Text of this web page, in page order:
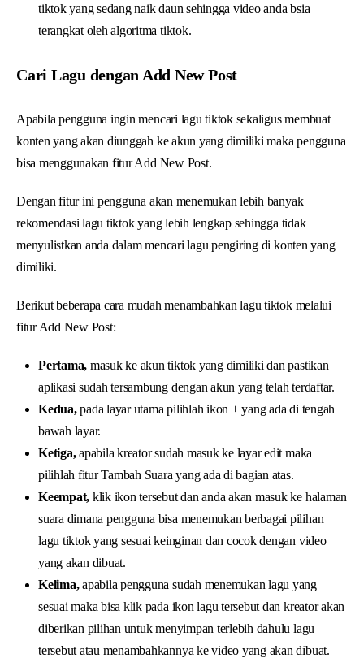
tiktok yang sedang naik daun sehingga video anda bsia
terangkat oleh algoritma tiktok.
Cari Lagu dengan Add New Post
Apabila pengguna ingin mencari lagu tiktok sekaligus membuat
konten yang akan diunggah ke akun yang dimiliki maka pengguna
bisa menggunakan fitur Add New Post.
Dengan fitur ini pengguna akan menemukan lebih banyak
rekomendasi lagu tiktok yang lebih lengkap sehingga tidak
menyulistkan anda dalam mencari lagu pengiring di konten yang
dimiliki.
Berikut beberapa cara mudah menambahkan lagu tiktok melalui
fitur Add New Post:
Pertama, masuk ke akun tiktok yang dimiliki dan pastikan
aplikasi sudah tersambung dengan akun yang telah terdaftar.
Kedua,pada layar utama pilihlah ikon + yang ada di tengah
bawah layar.
Ketiga,apabila kreator sudah masuk ke layar edit maka
pilihlah fitur Tambah Suara yang ada di bagian atas.
Keempat, klik ikon tersebut dan anda akan masuk ke halaman
suara dimana pengguna bisa menemukan berbagai pilihan
lagu tiktok yang sesuai keinginan dan cocok dengan video
yang akan dibuat.
Kelima,apabila pengguna sudah menemukan lagu yang
sesuai maka bisa klik pada ikon lagu tersebut dan kreator akan
diberikan pilihan untuk menyimpan terlebih dahulu lagu
tersebut atau menambahkannya ke video yang akan dibuat.